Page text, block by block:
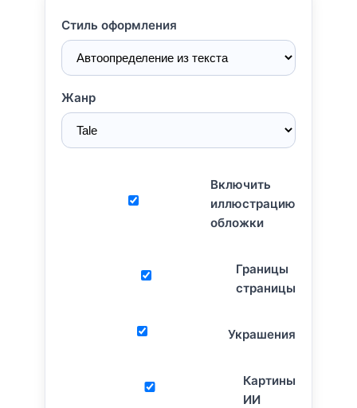
Стиль оформления
Жанр
Включить
иллюстрацию
обложки
Границы
страницы
Украшения
Картины
ИИ